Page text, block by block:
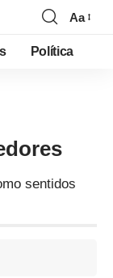
Aa
Política
sentidos